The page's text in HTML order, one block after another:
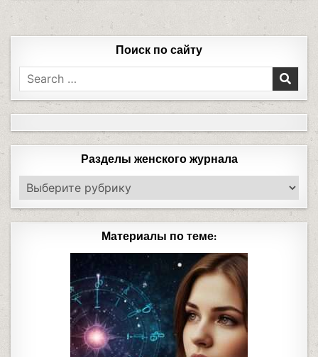
Поиск по сайту
Разделы женского журнала
Материалы по теме: